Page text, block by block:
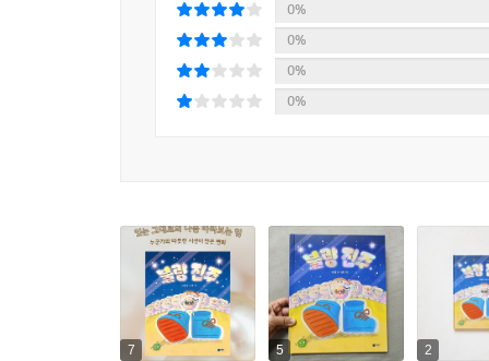
0%
0%
0%
0%
7 5 2